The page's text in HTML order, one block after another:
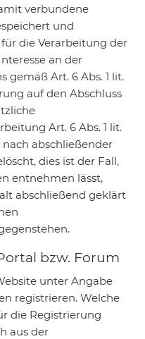
verbundene
und
die Verarbeitung der
an der
gemäß Art. 6 Abs. 1 lit.
auf den Abschluss
Art. 6 Abs. 1 lit.
nach abschließender
dies ist der Fall,
entnehmen lässt,
abschließend geklärt
bzw. Forum
unter Angabe
registrieren. Welche
die Registrierung
aus der